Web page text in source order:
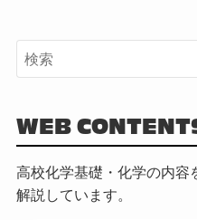
WEB
高校化学基礎・化学の内容
解説しています。